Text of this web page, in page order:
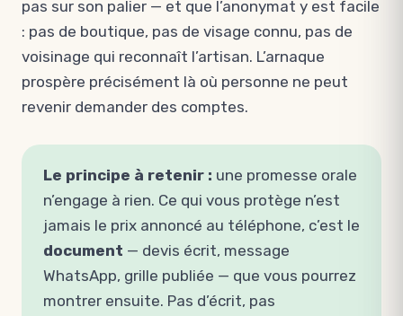
pas sur son palier — et que l’anonymat y est facile
: pas de boutique, pas de visage connu, pas de
voisinage qui reconnaît l’artisan. L’arnaque
prospère précisément là où personne ne peut
revenir demander des comptes.
Le principe à retenir : une promesse orale
n’engage à rien. Ce qui vous protège n’est
jamais le prix annoncé au téléphone, c’est le
document — devis écrit, message
WhatsApp, grille publiée — que vous pourrez
montrer ensuite. Pas d’écrit, pas